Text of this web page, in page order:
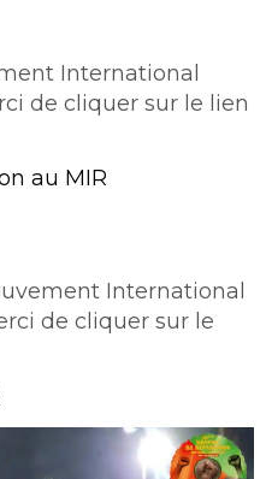
International
de cliquer sur le lien
au MIR
International
de cliquer sur le